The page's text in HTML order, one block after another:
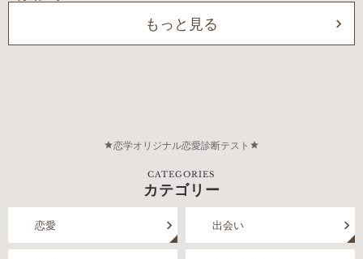
もっと見る
恋学オリジナル恋愛診断テスト
CATEGORIES
カテゴリー
恋愛 出会い